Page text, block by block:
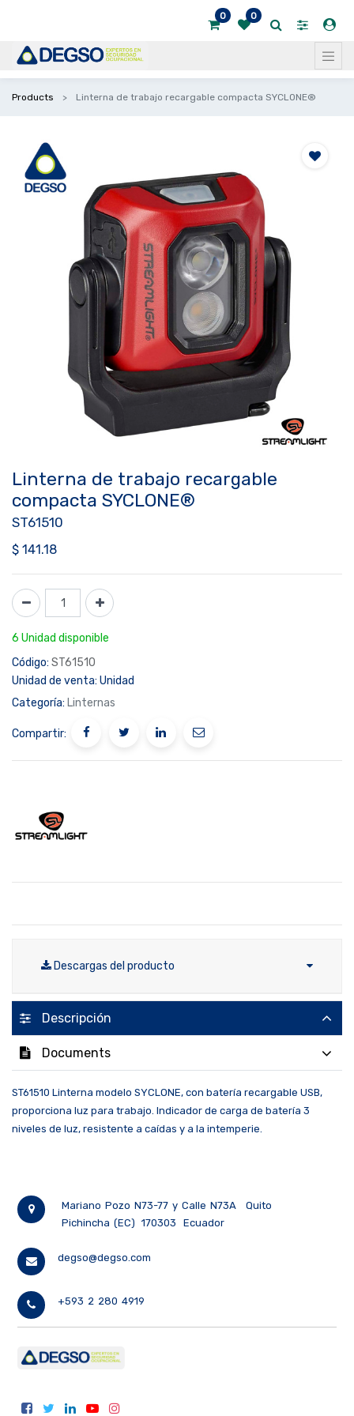
0 0
Products Linterna de trabajo recargable compacta SYCLONE®
Linterna de trabajo recargable
compacta SYCLONE®
ST61510
$ 141.18
6 Unidad disponible
Código: ST61510
Unidad de venta: Unidad
Categoría: Linternas
Compartir:
Descargas del producto
Descripción
Documents
ST61510 Linterna modelo SYCLONE, con batería recargable USB,
proporciona luz para trabajo. Indicador de carga de batería 3
niveles de luz, resistente a caídas y a la intemperie.
Mariano Pozo N73-77 y Calle N73A
Quito
Pichincha (EC)
170303 Ecuador
degso@degso.com
+593 2 280 4919